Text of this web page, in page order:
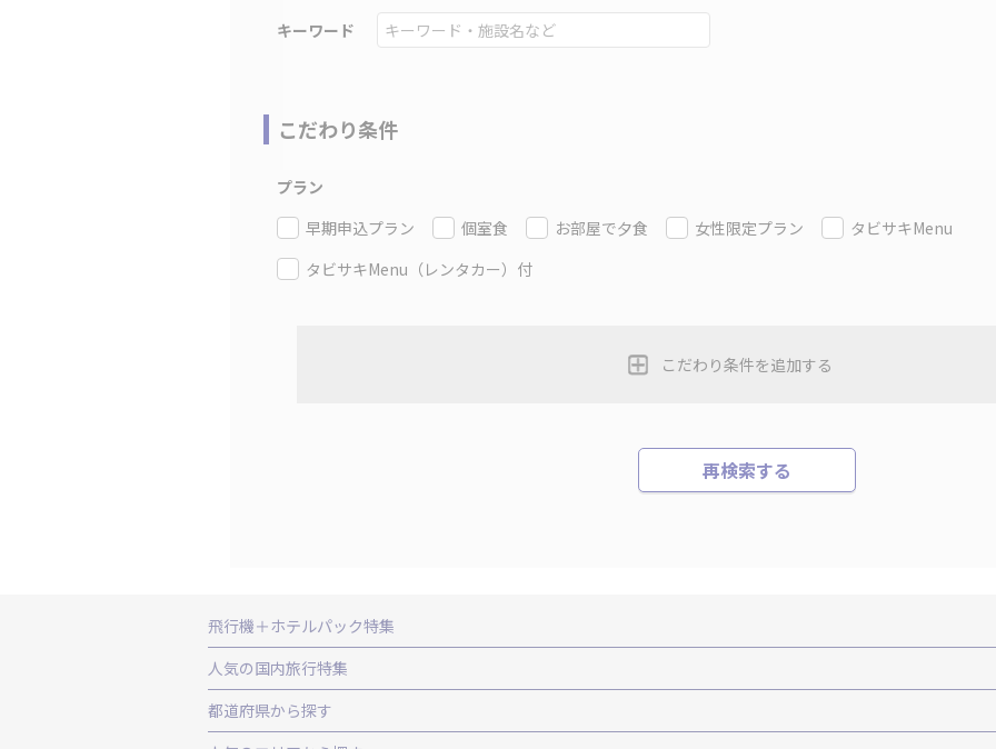
キーワード
こだわり条件
プラン
早期申込プラン
個室食 お部屋で夕食 女性限定プラン
タビサキMenu
タビサキMenu（レンタカー）付
こだわり条件を追加する
再検索する
飛行機＋ホテルパック特集
赤い風船ダイナミックパッケージ（飛行機+ホテルパック）
ＡＮＡで行く飛行機+ホテルパック
出張パック
人気の国内旅行特集
東京ディズニーリゾート®への旅
都道府県から探す